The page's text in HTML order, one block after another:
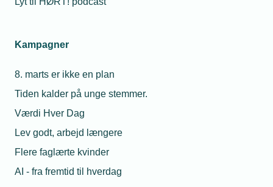
Kampagner
8. marts er ikke en plan
Tiden kalder på unge stemmer.
Værdi Hver Dag
Lev godt, arbejd længere
Flere faglærte kvinder
AI - fra fremtid til hverdag
i rustfaste materialer og betjener
virksomheder med høje krav til hygiejne, fx
Smed - maritim
Den maritime smed arbejder med bygning
og reparation af skibe og stålkonstruktioner.
Energitekniker
Energiteknikeren arbejder med bygning og
reparation af procesanlæg og tilhørende
stålkonstruktioner.